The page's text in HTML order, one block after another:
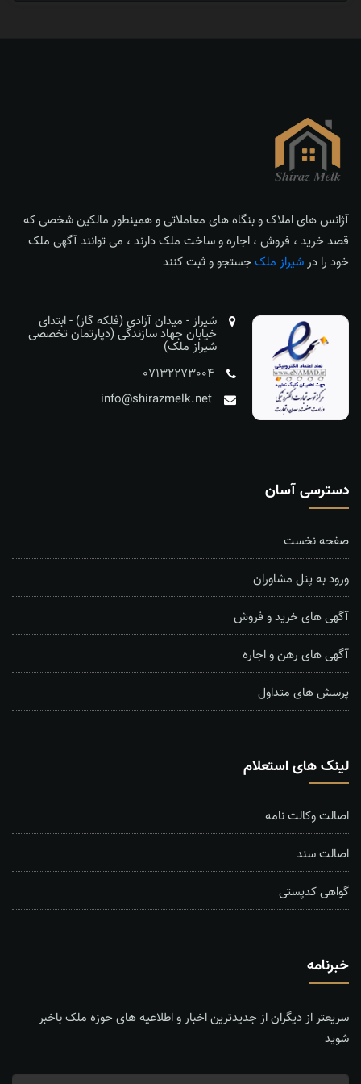
آژانس های املاک و بنگاه های معاملاتی و همینطور مالکین شخصی که
قصد خرید ، فروش ، اجاره و ساخت ملک دارند ، می توانند آگهی ملک
خود را درشیراز ملک جستجو و ثبت کنند
شیراز - میدان آزادی (فلکه گاز) - ابتدای
خیابان جهاد سازندگی (دپارتمان تخصصی
شیراز ملک)
07132273004
info@shirazmelk.net
دسترسی آسان
صفحه نخست
ورود به پنل مشاوران
آگهی های خرید و فروش
آگهی های رهن و اجاره
پرسش های متداول
لینک های استعلام
اصالت وکالت نامه
اصالت سند
گواهی کدپستی
خبرنامه
سریعتر از دیگران از جدیدترین اخبار و اطلاعیه های حوزه ملک باخبر
شوید